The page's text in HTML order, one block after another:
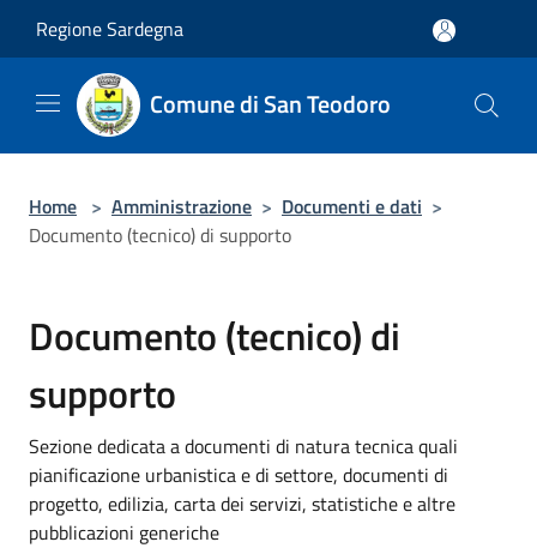
Regione Sardegna
Comune di San Teodoro
Home > Amministrazione > Documenti e dati >
Documento (tecnico) di supporto
Documento (tecnico) di
supporto
Sezione dedicata a documenti di natura tecnica quali
pianificazione urbanistica e di settore, documenti di
progetto, edilizia, carta dei servizi, statistiche e altre
pubblicazioni generiche